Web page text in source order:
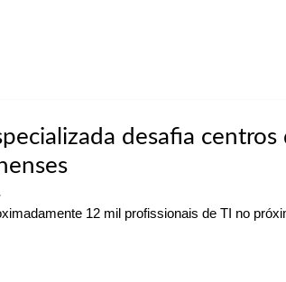
desafia centros
12 mil profissionais de TI no